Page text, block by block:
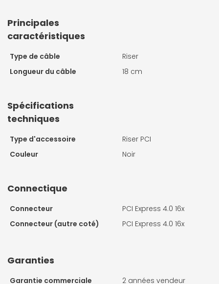
Principales
caractéristiques
Type de câble
Riser
Longueur du câble
18 cm
Spécifications
techniques
Type d'accessoire
Riser PCI
Couleur
Noir
Connectique
Connecteur
PCI Express 4.0 16x
Connecteur (autre coté)
PCI Express 4.0 16x
Garanties
Garantie commerciale
2 années vendeur